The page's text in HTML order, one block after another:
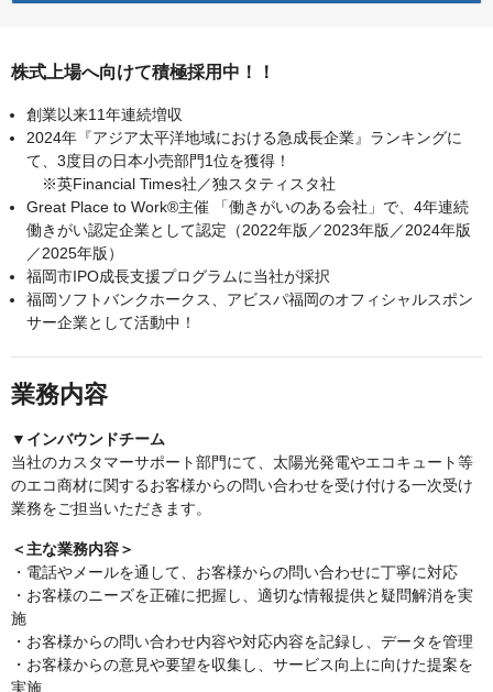
株式上場へ向けて積極採用中！！
創業以来11年連続増収
2024年『アジア太平洋地域における急成長企業』ランキングに
て、3度目の日本小売部門1位を獲得！
※英Financial Times社／独スタティスタ社
Great Place to Work®主催 「働きがいのある会社」で、4年連続
働きがい認定企業として認定（2022年版／2023年版／2024年版
／2025年版）
福岡市IPO成長支援プログラムに当社が採択
福岡ソフトバンクホークス、アビスパ福岡のオフィシャルスポン
サー企業として活動中！
業務内容
▼インバウンドチーム
当社のカスタマーサポート部門にて、太陽光発電やエコキュート等
のエコ商材に関するお客様からの問い合わせを受け付ける一次受け
業務をご担当いただきます。
＜主な業務内容＞
・電話やメールを通して、お客様からの問い合わせに丁寧に対応
・お客様のニーズを正確に把握し、適切な情報提供と疑問解消を実
施
・お客様からの問い合わせ内容や対応内容を記録し、データを管理
・お客様からの意見や要望を収集し、サービス向上に向けた提案を
実施